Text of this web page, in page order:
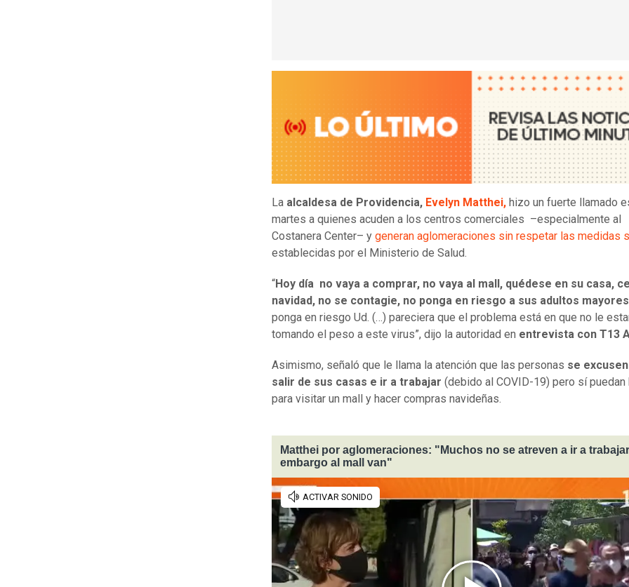
La alcaldesa de Providencia, Evelyn Matthei, hizo un fuerte llamado
martes a quienes acuden a los centros comerciales –especialmente al
Costanera Center– y generan aglomeraciones sin respetar las medidas
establecidas por el Ministerio de Salud.
“Hoy día no vaya a comprar, no vaya al mall, quédese en su casa,
navidad, no se contagie, no ponga en riesgo a sus adultos mayores
ponga en riesgo Ud. (…) pareciera que el problema está en que no le
tomando el peso a este virus”, dijo la autoridad en entrevista con T13
Asimismo, señaló que le llama la atención que las personas se
salir de sus casas e ir a trabajar (debido al COVID-19) pero sí puedan
para visitar un mall y hacer compras navideñas.
Matthei por aglomeraciones: "Muchos no se atreven a ir a
embargo al mall van"